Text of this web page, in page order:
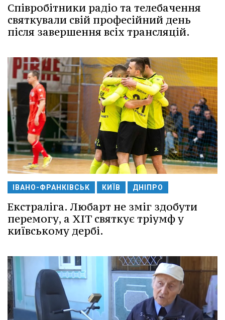
Співробітники радіо та телебачення
святкували свій професійний день
після завершення всіх трансляцій.
ІВАНО-ФРАНКІВСЬК КИЇВ ДНІПРО
Екстраліга. Любарт не зміг здобути
перемогу, а ХІТ святкує тріумф у
київському дербі.